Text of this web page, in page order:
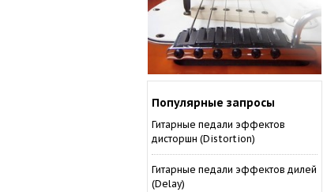
Популярные запросы
Гитарные педали эффектов
дисторшн (Distortion)
Гитарные педали эффектов дилей
(Delay)